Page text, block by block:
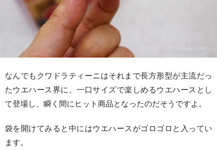
なんでもクワドラティーニはそれまで長方形型が主流だっ
たウエハース界に、一口サイズで楽しめるウエハースとし
て登場し、瞬く間にヒット商品となったのだそうですよ。
袋を開けてみると中にはウエハースがゴロゴロと入ってい
ます。